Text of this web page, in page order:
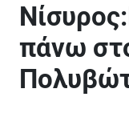
πάνω